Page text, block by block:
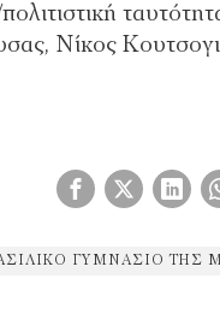
Νίκος
ΓΥΜΝΆΣΙΟ ΤΗΣ